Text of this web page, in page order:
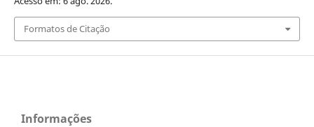
Formatos de Citação
Informações